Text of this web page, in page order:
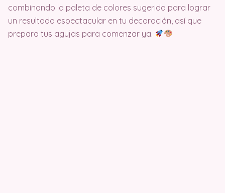
combinando la paleta de colores sugerida para lograr
un resultado espectacular en tu decoración, así que
prepara tus agujas para comenzar ya.